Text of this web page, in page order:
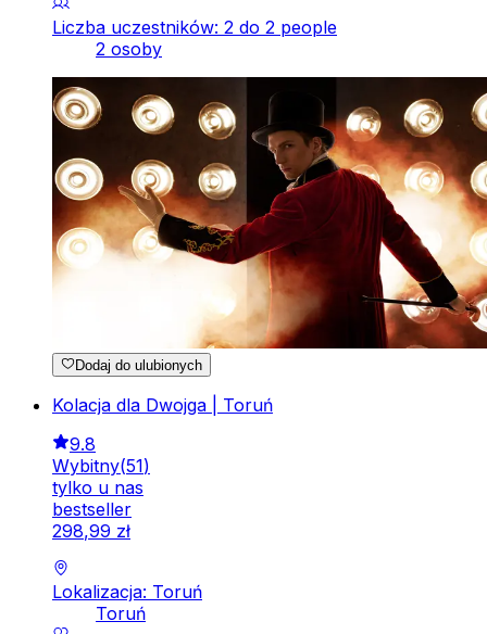
Liczba uczestników: 2 do 2 people
2 osoby
Dodaj do ulubionych
Kolacja dla Dwojga | Toruń
9.8
Wybitny(51)
tylko u nas
bestseller
298,99 zł
Lokalizacja: Toruń
Toruń